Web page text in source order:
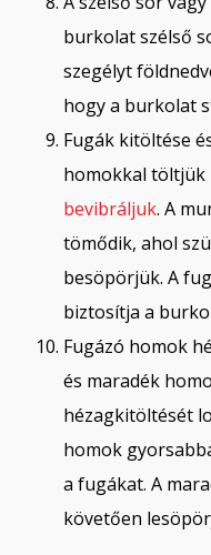
burkolat szélső
szegélyt
hogy a burkolat
Fugák kitöltése
homokkal töltjük
bevibráljuk. A
tömődik, ahol
besöpörjük. A
biztosítja a
Fugázó homok
és maradék
hézagkitöltését
homok
a fugákat. A
követően